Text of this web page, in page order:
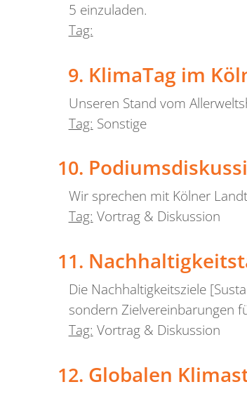
5 einzuladen.
Tag:
KlimaTag im
Unseren Stand vom
Tag: Sonstige
Wir sprechen mit Kölner
Tag: Vortrag & Diskussion
Die Nachhaltigkeitsziele
sondern Zielvereinbarungen
Tag: Vortrag & Diskussion
Globalen